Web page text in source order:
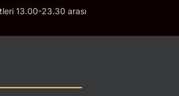
13.00-23.30 arası